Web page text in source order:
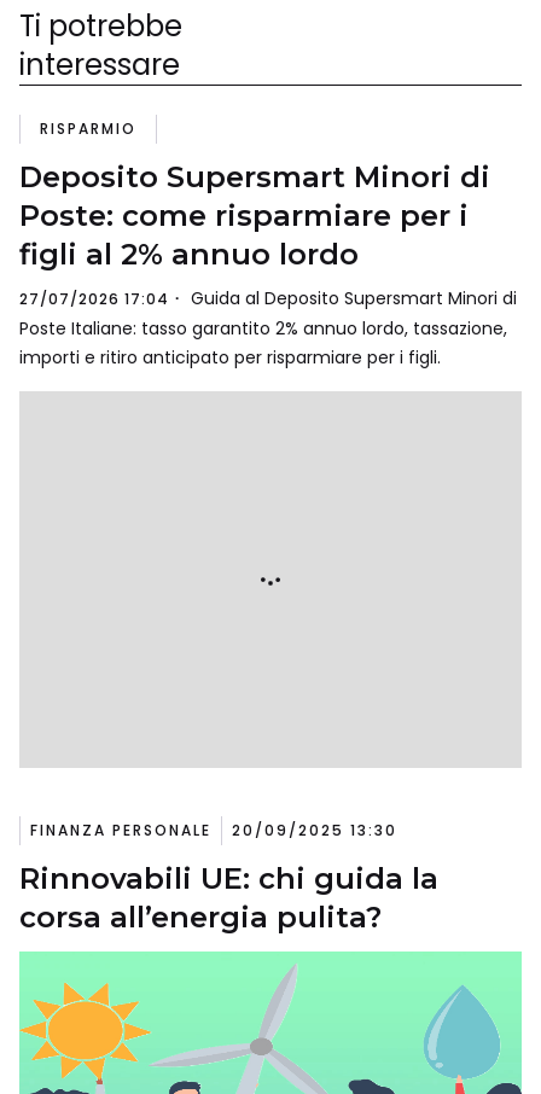
Ti potrebbe
interessare
RISPARMIO
Deposito Supersmart Minori di
Poste: come risparmiare per i
figli al 2% annuo lordo
27/07/2026 17:04
Guida al Deposito Supersmart Minori di
Poste Italiane: tasso garantito 2% annuo lordo, tassazione,
importi e ritiro anticipato per risparmiare per i figli.
FINANZA PERSONALE 20/09/2025 13:30
Rinnovabili UE: chi guida la
corsa all’energia pulita?